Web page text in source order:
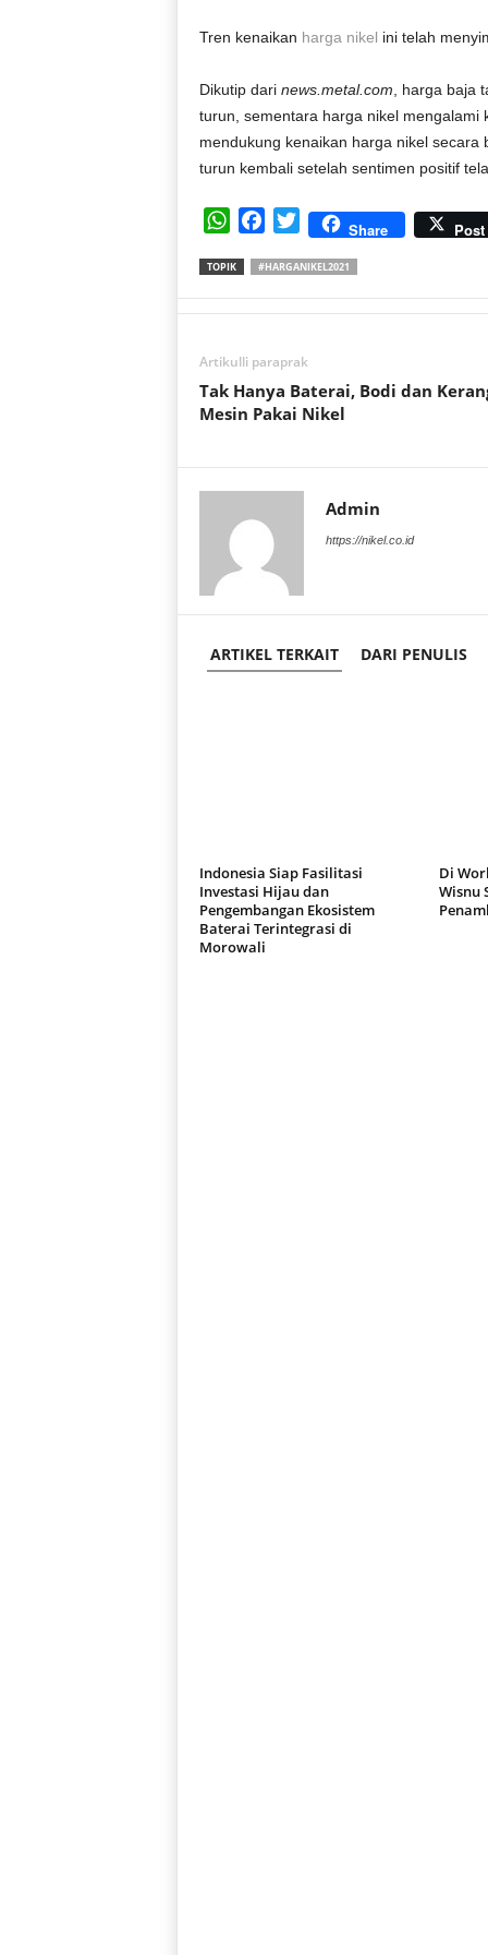
Tren kenaikan harga nikel ini telah
Dikutip dari news.metal.com , harga baja
turun, sementara harga nikel mengalami
mendukung kenaikan harga nikel
turun kembali setelah sentimen positif
W
a
t
p
c
e
k
T
i
t
Share Post
TOPIK #HARGANIKEL2021
Artikulli paraprak
Tak Hanya Baterai, Bodi dan
Mesin Pakai Nikel
Admin
https://nikel.co.id
ARTIKEL TERKAIT DARI PENULIS
Indonesia Siap Fasilitasi
Investasi Hijau dan
Pengembangan Ekosistem
Baterai Terintegrasi di
Morowali
Di
Wisnu